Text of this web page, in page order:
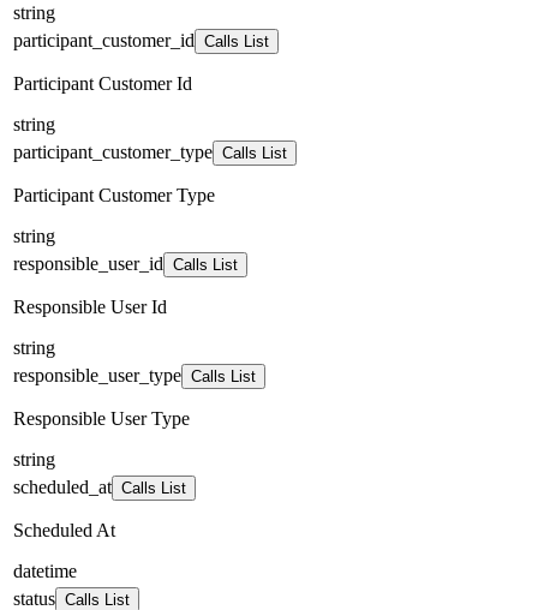
string
participant_customer_id Calls List
Participant Customer Id
string
participant_customer_type Calls List
Participant Customer Type
string
responsible_user_id Calls List
Responsible User Id
string
responsible_user_type Calls List
Responsible User Type
string
scheduled_at Calls List
Scheduled At
datetime
status Calls List